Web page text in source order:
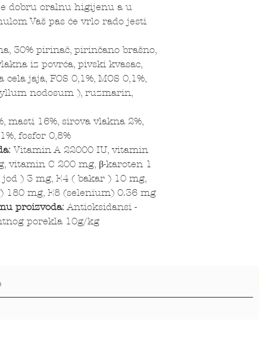
dobru oralnu higijenu a u
Vaš pas će vrlo rado jesti
30% pirinač, pirinčano brašno,
iz povrća, pivski kvasac,
jaja, FOS 0,1%, MOS 0,1%,
nodosum ), ruzmarin,
masti 16%, sirova vlakna 2%,
fosfor 0,8%
Vitamin A 22000 IU, vitamin
vitamin C 200 mg, β-karoten 1
) 3 mg, E4 ( bakar ) 10 mg,
180 mg, E8 (selenium) 0.36 mg
proizvoda: Antioksidansi -
porekla 10g/kg